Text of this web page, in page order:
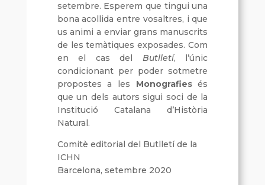
setembre. Esperem que tingui una
bona acollida entre vosaltres, i que
us animi a enviar grans manuscrits
de les temàtiques exposades. Com
en el cas del Butlletí, l’únic
condicionant per poder sotmetre
propostes a les Monografiesés
que un dels autors sigui soci de la
Institució Catalana d’Història
Natural.
Comitè editorial del Butlletí de la
ICHN
Barcelona, setembre 2020